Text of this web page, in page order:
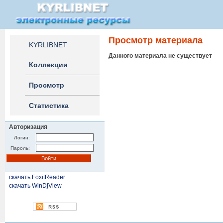
KYRLIBNET
Коллекции
Просмотр
Статистика
Авторизация
Логин:
Пароль:
скачать FoxitReader
скачать WinDjView
Просмотр материала
Данного материала не существует